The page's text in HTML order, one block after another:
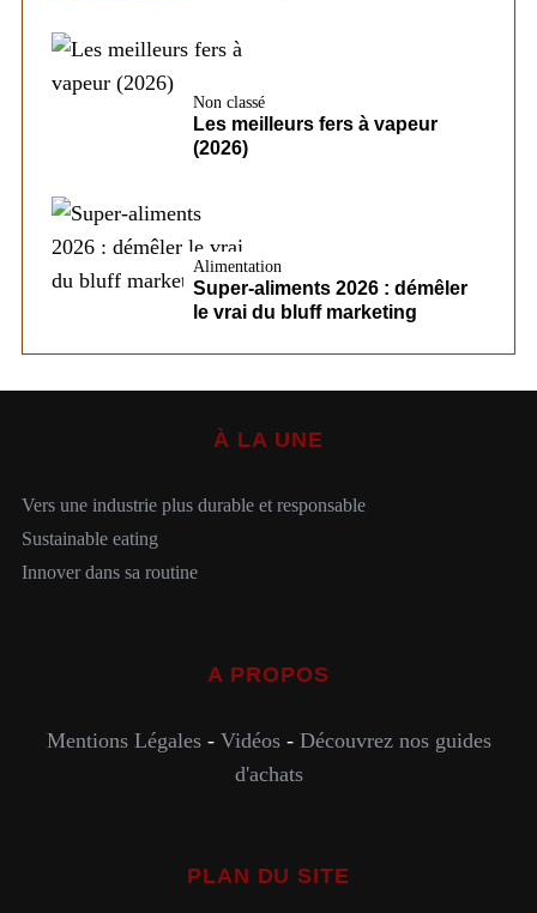
Non classé
Les meilleurs fers à vapeur
(2026)
Alimentation
Super-aliments 2026 : démêler
le vrai du bluff marketing
À LA UNE
Vers une industrie plus durable et responsable
Sustainable eating
Innover dans sa routine
A PROPOS
Mentions Légales- Vidéos- Découvrez nos guides
d'achats
PLAN DU SITE